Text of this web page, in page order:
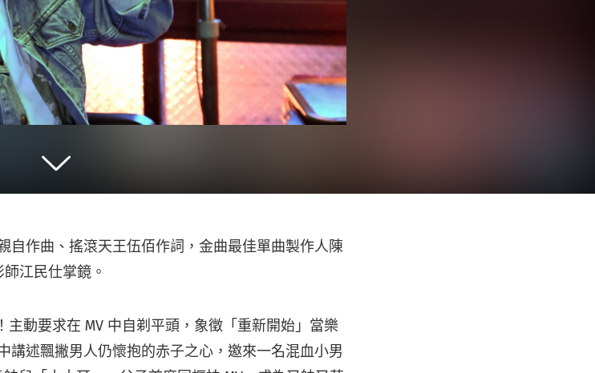
自作曲、搖滾天王伍佰作詞，金曲最佳單曲製作人陳
江民仕掌鏡。
動要求在 MV 中自剃平頭，象徵「重新開始」當樂
講述飄撇男人仍懷抱的赤子之心，邀來一名混血小男